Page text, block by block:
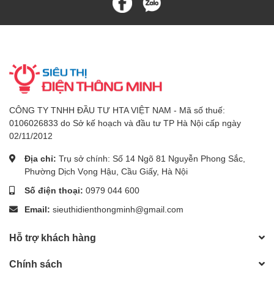
CÔNG TY TNHH ĐẦU TƯ HTA VIỆT NAM - Mã số thuế:
0106026833 do Sở kế hoạch và đầu tư TP Hà Nội cấp ngày
02/11/2012
Địa chỉ: Trụ sở chính: Số 14 Ngõ 81 Nguyễn Phong Sắc,
Phường Dịch Vọng Hậu, Cầu Giấy, Hà Nội
Số điện thoại: 0979 044 600
Email: sieuthidienthongminh@gmail.com
Hỗ trợ khách hàng
Chính sách